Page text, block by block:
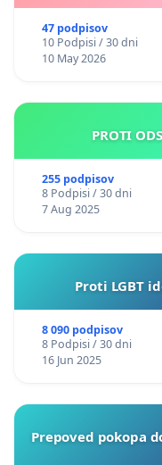
47 podpisov
10 Podpisi / 30 dni
10 May 2026
PROTI
255 podpisov
8 Podpisi / 30 dni
7 Aug 2025
Proti LGBT
8 090 podpisov
8 Podpisi / 30 dni
16 Jun 2025
Prepoved pokopa